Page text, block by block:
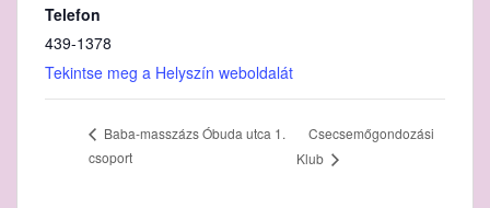
Telefon
439-1378
Tekintse meg a Helyszín weboldalát
Baba-masszázs Óbuda utca 1.
csoport
Csecsemőgondozási
Klub